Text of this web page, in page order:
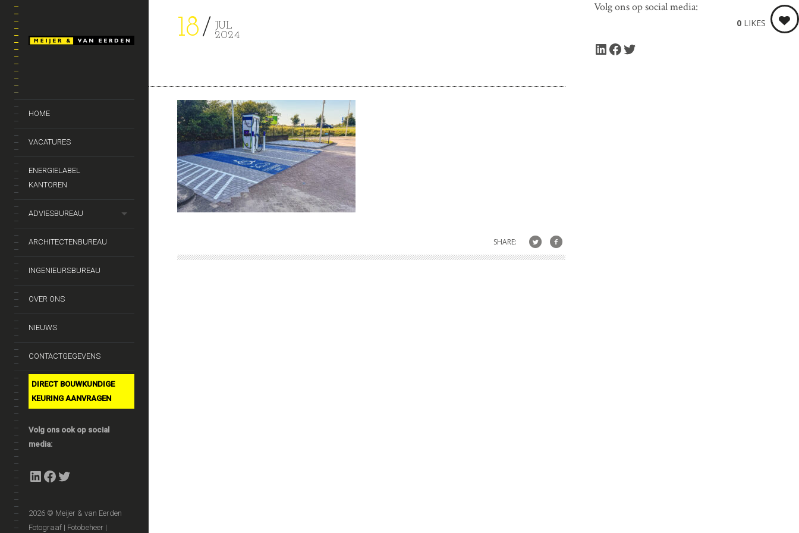
HOME
VACATURES
ENERGIELABEL
KANTOREN
ADVIESBUREAU
ARCHITECTENBUREAU
INGENIEURSBUREAU
OVER ONS
NIEUWS
CONTACTGEGEVENS
DIRECT BOUWKUNDIGE
KEURING AANVRAGEN
Volg ons ook op social
media:
LinkedIn
Facebook
2026 © Meijer & van Eerden
Fotograaf | Fotobeheer |
18
JUL
2024
0 LIKES
SHARE:
Volg ons op social media:
LinkedIn Facebook